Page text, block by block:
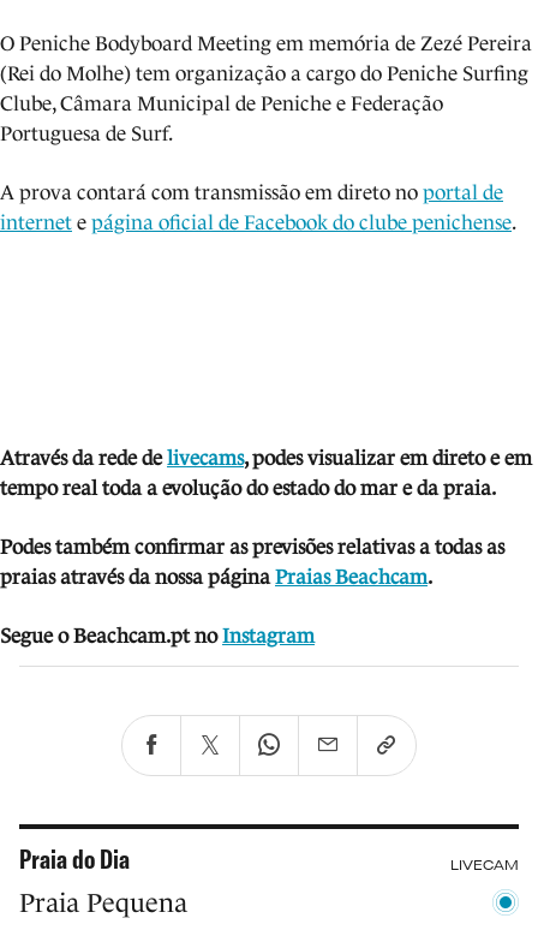
O Peniche Bodyboard Meeting em memória de Zezé Pereira
(Rei do Molhe) tem organização a cargo do Peniche Surfing
Clube, Câmara Municipal de Peniche e Federação
Portuguesa de Surf.
A prova contará com transmissão em direto no portal de
internet e página oficial de Facebook do clube penichense.
Através da rede delivecams, podes visualizar em direto e em
tempo real toda a evolução do estado do mar e da praia.
Podes também confirmar as previsões relativas a todas as
praias através da nossa páginaPraias Beachcam.
Segue o Beachcam.pt no Instagram
Praia do Dia LIVECAM
Praia Pequena